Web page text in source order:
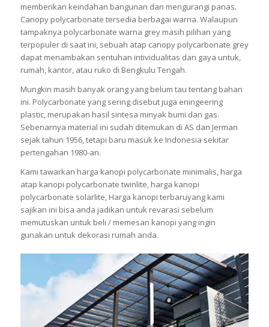
memberikan keindahan bangunan dan mengurangi panas.
Canopy polycarbonate tersedia berbagai warna. Walaupun
tampaknya polycarbonate warna grey masih pilihan yang
terpopuler di saat ini, sebuah atap canopy polycarbonate grey
dapat menambakan sentuhan intividualitas dan gaya untuk,
rumah, kantor, atau ruko di Bengkulu Tengah.
Mungkin masih banyak orang yang belum tau tentang bahan
ini. Polycarbonate yang sering disebut juga eningeering
plastic, merupakan hasil sintesa minyak bumi dan gas.
Sebenarnya material ini sudah ditemukan di AS dan Jerman
sejak tahun 1956, tetapi baru masuk ke Indonesia sekitar
pertengahan 1980-an.
Kami tawarkan harga kanopi polycarbonate minimalis, harga
atap kanopi polycarbonate twinlite, harga kanopi
polycarbonate solarlite, Harga kanopi terbaruyang kami
sajikan ini bisa anda jadikan untuk revarasi sebelum
memutuskan untuk beli / memesan kanopi yang ingin
gunakan untuk dekorasi rumah anda.